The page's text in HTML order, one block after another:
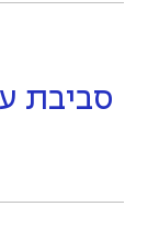
סביבת